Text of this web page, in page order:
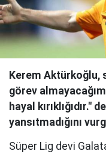
Kerem Aktürkoğlu,
görev
hayal kırıklığıdır."
yansıtmadığını
Süper Lig devi